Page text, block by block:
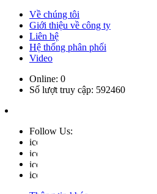
Về chúng tôi
Giới thiệu về công ty
Liên hệ
Hệ thống phân phối
Video
Online: 0
Số lượt truy cập: 592460
Follow Us: